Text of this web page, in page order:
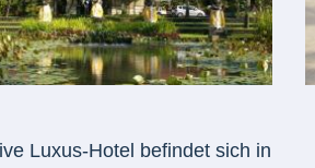
Luxus-Hotel befindet sich in